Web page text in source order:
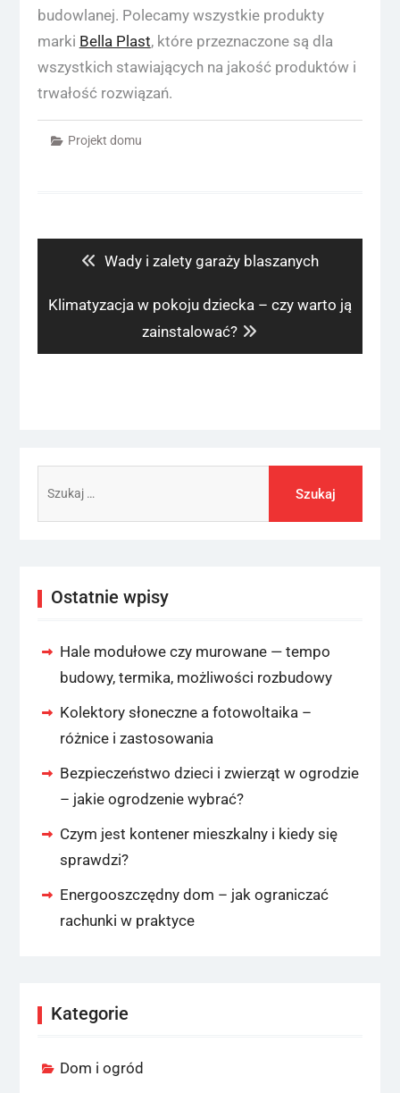
budowlanej. Polecamy wszystkie produkty
marki Bella Plast, które przeznaczone są dla
wszystkich stawiających na jakość produktów i
trwałość rozwiązań.
Projekt domu
Previous
Wady i zalety garaży blaszanych
Next
Klimatyzacja w pokoju dziecka – czy warto ją
zainstalować?
Ostatnie wpisy
Hale modułowe czy murowane — tempo
budowy, termika, możliwości rozbudowy
Kolektory słoneczne a fotowoltaika –
różnice i zastosowania
Bezpieczeństwo dzieci i zwierząt w ogrodzie
– jakie ogrodzenie wybrać?
Czym jest kontener mieszkalny i kiedy się
sprawdzi?
Energooszczędny dom – jak ograniczać
rachunki w praktyce
Kategorie
Dom i ogród